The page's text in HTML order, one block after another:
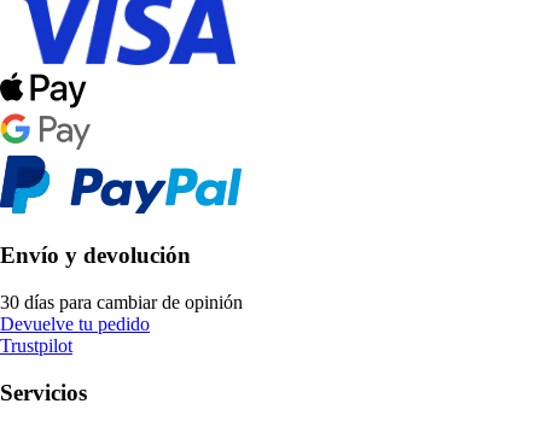
Envío y devolución
30 días para cambiar de opinión
Devuelve tu pedido
Trustpilot
Servicios